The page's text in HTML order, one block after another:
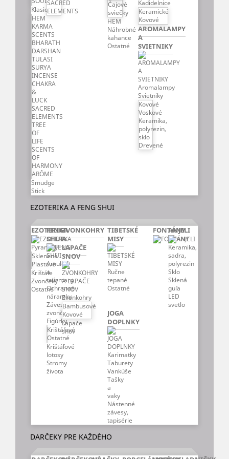
Klasické
HEM
KARMA
SCENTS
BHARATH
DARSHAN
TULASI
SURYA
INCENSE
CHAKRA
&
LUCK
SACRED
ELEMENTS
TREE
OF
LIFE
SCENTS
OF
HARMONY
ARÔME
Smudge
Stick
SACRED
ELEMENTS
Čajové
sviečky
HEM
Náhrobné
kahance
Ostatné
Kadidelnice
Keramické
Kovové
AROMALAMPY
A
SVIETNIKY
Aromalampy
Svietniky
Kovové
Voskové
Keramika,
polyrezin,
sklo
Drevené
EZOTERIKA A FENG SHUI
EZOTERIKA
Pyramídy
Sklenené
Plastové
Krištále
Zvončeky
Ostatné
FENG
SHUI
Amulety
a
talizmany
Ochranné
náramky
Závesné
zvončeky
Figúrky
Krištáľové
Ostatné
Krištáľové
lotosy
Stromy
života
ZVONKOHRY
A
LAPAČE
SNOV
Zvonkohry
Bambusové
Kovové
Lapače
snov
TIBETSKÉ
MISY
Ručne
tepané
Ostatné
FONTÁNY
ANJELI
Keramika,
sadra,
polyrezin
Sklo
Sklená
guľa
LED
svetlo
JOGA
DOPLNKY
Karimatky
Taburety
Vankúše
Tašky
a
vaky
Nástenné
závesy,
tapisérie
DARČEKY PRE KAŽDÉHO